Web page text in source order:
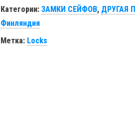
Категории:ЗАМКИ СЕЙФОВ, ДРУГАЯ
Финляндия
Метка: Locks